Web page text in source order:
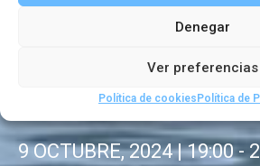
Denegar
Ver preferencias
Política de cookies Política de
siglo
9 OCTUBRE, 2024 |19:00 -